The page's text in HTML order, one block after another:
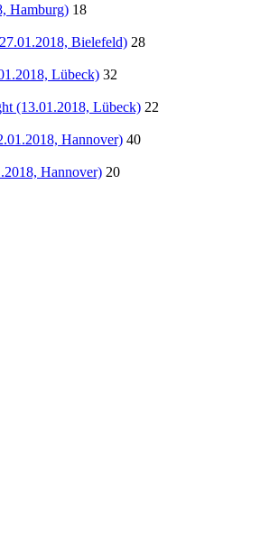
Hamburg) 18
Bielefeld) 28
Lübeck) 32
(13.01.2018, Lübeck) 22
Hannover) 40
Hannover) 20